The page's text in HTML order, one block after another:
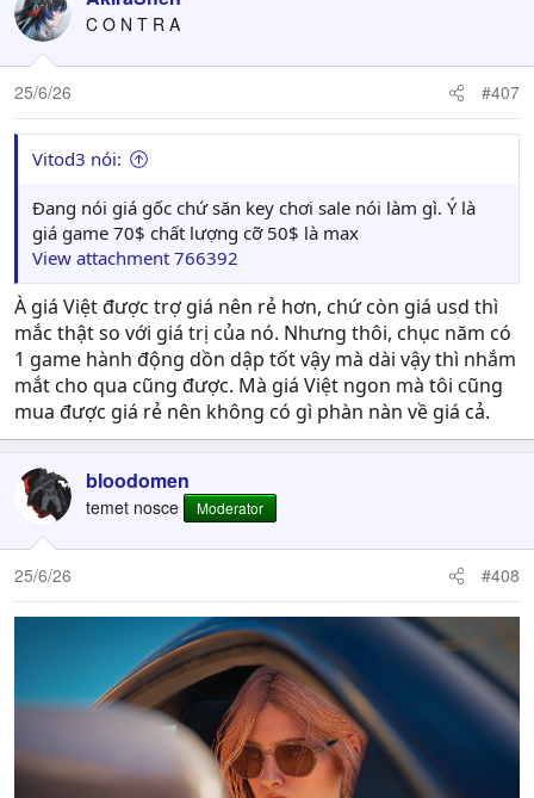
C O N T R A
25/6/26 #407
Vitod3 nói:
Đang nói giá gốc chứ săn key chơi sale nói làm gì. Ý là
giá game 70$ chất lượng cỡ 50$ là max
View attachment 766392
À giá Việt được trợ giá nên rẻ hơn, chứ còn giá usd thì
mắc thật so với giá trị của nó. Nhưng thôi, chục năm có
1 game hành động dồn dập tốt vậy mà dài vậy thì nhắm
mắt cho qua cũng được. Mà giá Việt ngon mà tôi cũng
mua được giá rẻ nên không có gì phàn nàn về giá cả.
bloodomen
temet nosce Moderator
25/6/26 #408